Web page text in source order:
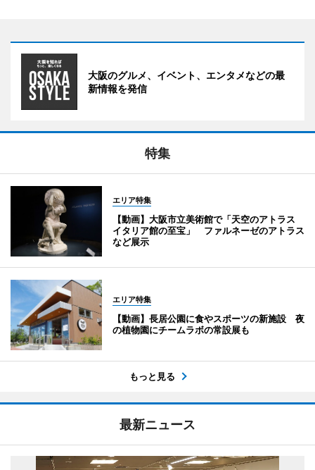
大阪のグルメ、イベント、エンタメなどの最
新情報を発信
特集
エリア特集
【動画】大阪市立美術館で「天空のアトラス
イタリア館の至宝」 ファルネーゼのアトラス
など展示
エリア特集
【動画】長居公園に食やスポーツの新施設 夜
の植物園にチームラボの常設展も
もっと見る
最新ニュース